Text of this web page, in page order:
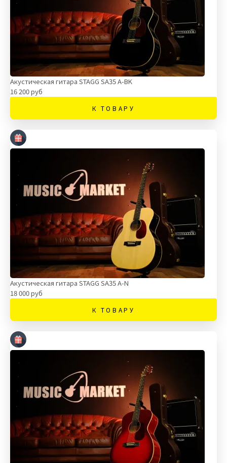
Акустическая гитара STAGG SA35 A-BK
16 200 руб
К ТОВАРУ
Акустическая гитара STAGG SA35 A-N
18 000 руб
К ТОВАРУ